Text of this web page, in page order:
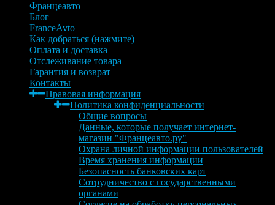
Францеавто
Блог
FranceAvto
Как добраться (нажмите)
Оплата и доставка
Отслеживание товара
Гарантия и возврат
Контакты
Правовая информация
Политика конфиденциальности
Общие вопросы
Данные, которые получает интернет-
магазин "Францеавто.ру"
Охрана личной информации пользователей
Время хранения информации
Безопасность банковских карт
Сотрудничество с государственными
органами